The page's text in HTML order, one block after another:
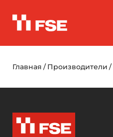
Главная Производители